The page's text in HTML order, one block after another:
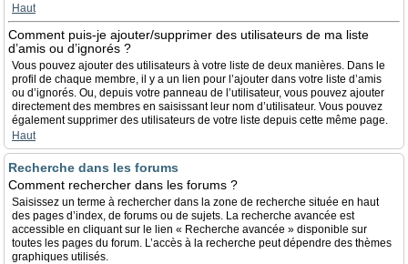
Haut
Comment puis-je ajouter/supprimer des utilisateurs de ma liste
d’amis ou d’ignorés ?
Vous pouvez ajouter des utilisateurs à votre liste de deux manières. Dans le
profil de chaque membre, il y a un lien pour l’ajouter dans votre liste d’amis
ou d’ignorés. Ou, depuis votre panneau de l’utilisateur, vous pouvez ajouter
directement des membres en saisissant leur nom d’utilisateur. Vous pouvez
également supprimer des utilisateurs de votre liste depuis cette même page.
Haut
Recherche dans les forums
Comment rechercher dans les forums ?
Saisissez un terme à rechercher dans la zone de recherche située en haut
des pages d’index, de forums ou de sujets. La recherche avancée est
accessible en cliquant sur le lien « Recherche avancée » disponible sur
toutes les pages du forum. L’accès à la recherche peut dépendre des thèmes
graphiques utilisés.